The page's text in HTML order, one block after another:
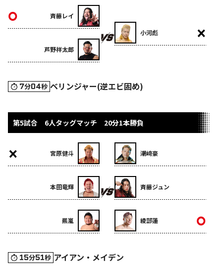
斉藤レイ
芦野祥太郎
小河彪
7分04秒 ベリンジャー(逆エビ固め)
第5試合 6人タッグマッチ 20分1本勝負
宮原健斗
本田竜輝
羆嵐
潮﨑豪
斉藤ジュン
綾部蓮
15分51秒 アイアン・メイデン